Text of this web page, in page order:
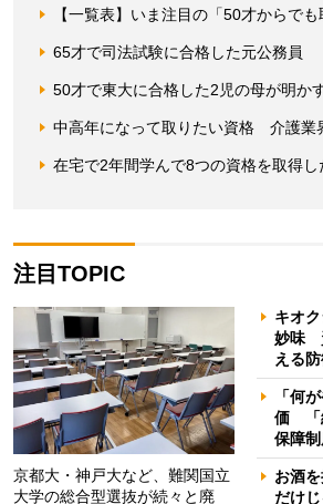
【一覧表】いま注目の「50才からで
65才で司法試験に合格した元公務員
50才で東大に合格した2児の母が明か
中高年になって取りたい資格 介護業
在宅で2年間学んで8つの資格を取得
注目TOPIC
京都大・神戸大など、難関国立
大学の総合型選抜が続々と廃
キオ
妙味
える
「何
価 「
保障
お酒
だけ